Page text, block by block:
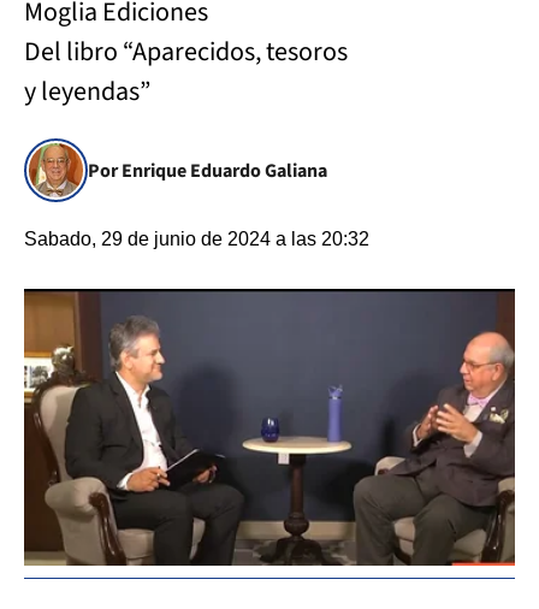
Moglia Ediciones
Del libro “Aparecidos, tesoros
y leyendas”
Por Enrique Eduardo Galiana
Sabado, 29 de junio de 2024 a las 20:32